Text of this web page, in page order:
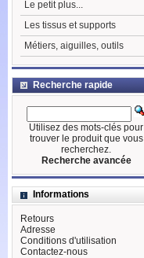
Le petit plus...
Les tissus et supports
Métiers, aiguilles, outils
Recherche rapide
Utilisez des mots-clés pour
trouver le produit que vous
recherchez.
Recherche avancée
Informations
Retours
Adresse
Conditions d'utilisation
Contactez-nous